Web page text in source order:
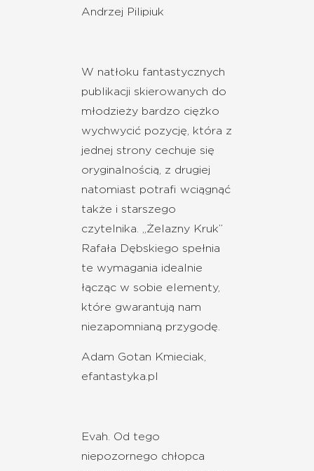
Andrzej Pilipiuk
W natłoku fantastycznych
publikacji skierowanych do
młodzieży bardzo ciężko
wychwycić pozycję, która z
jednej strony cechuje się
oryginalnością, z drugiej
natomiast potrafi wciągnąć
także i starszego
czytelnika. „Żelazny Kruk”
Rafała Dębskiego spełnia
te wymagania idealnie
łącząc w sobie elementy,
które gwarantują nam
niezapomnianą przygodę.
Adam Gotan Kmieciak,
efantastyka.pl
Evah. Od tego
niepozornego chłopca